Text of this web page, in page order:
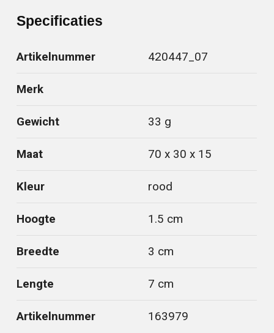
Specificaties
Artikelnummer 420447_07
Merk
Gewicht 33 g
Maat 70 x 30 x 15
Kleur rood
Hoogte 1.5 cm
Breedte 3 cm
Lengte 7 cm
Artikelnummer 163979